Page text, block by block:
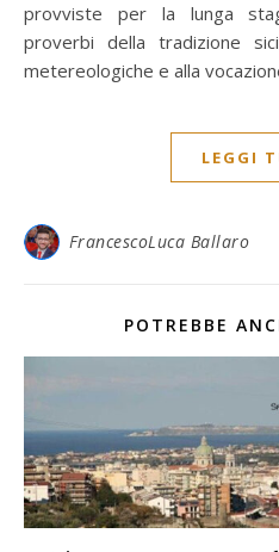
provviste per la lunga
proverbi della tradizione
metereologiche e alla
LEGGI
FrancescoLuca Ballaro
POTREBBE